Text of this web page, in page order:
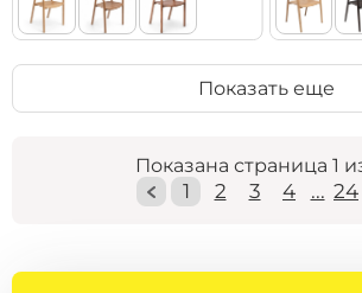
Показать еще
Показана страница 1
1 2 3 4 ... 24